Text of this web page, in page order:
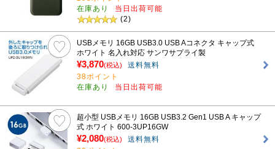
在庫あり
当日出荷可能
(2)
USBメモリ 16GB USB3.0 USB Aコネクタ キャップ式
ホワイト 名入れ対応 サンワサプライ製
¥3,870(税込)
送料無料
38ポイント
在庫あり
当日出荷可能
超小型 USBメモリ 16GB USB3.2 Gen1 USB A キャップ
式 ホワイト 600-3UP16GW
¥2,080(税込)
送料無料